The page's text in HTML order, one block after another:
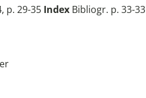
p. 29-35 Index Bibliogr. p. 33-33